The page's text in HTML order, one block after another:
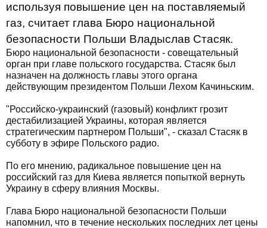
используя повышение цен на поставляемый
газ, считает глава Бюро национальной
безопасности Польши Владыслав Стасяк.
Бюро национальной безопасности - совещательный
орган при главе польского государства. Стасяк был
назначен на должность главы этого органа
действующим президентом Польши Лехом Качиньским.
"Российско-украинский (газовый) конфликт грозит
дестабилизацией Украины, которая является
стратегическим партнером Польши", - сказал Стасяк в
субботу в эфире Польского радио.
По его мнению, радикальное повышение цен на
российский газ для Киева является попыткой вернуть
Украину в сферу влияния Москвы.
Глава Бюро национальной безопасности Польши
напомнил, что в течение нескольких последних лет цены